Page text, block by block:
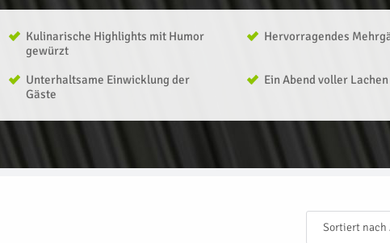
Kulinarische Highlights mit Humor
gewürzt
Hervorragendes
Unterhaltsame Einwicklung der
Gäste
Ein Abend voller Lachen
Sortiert nach